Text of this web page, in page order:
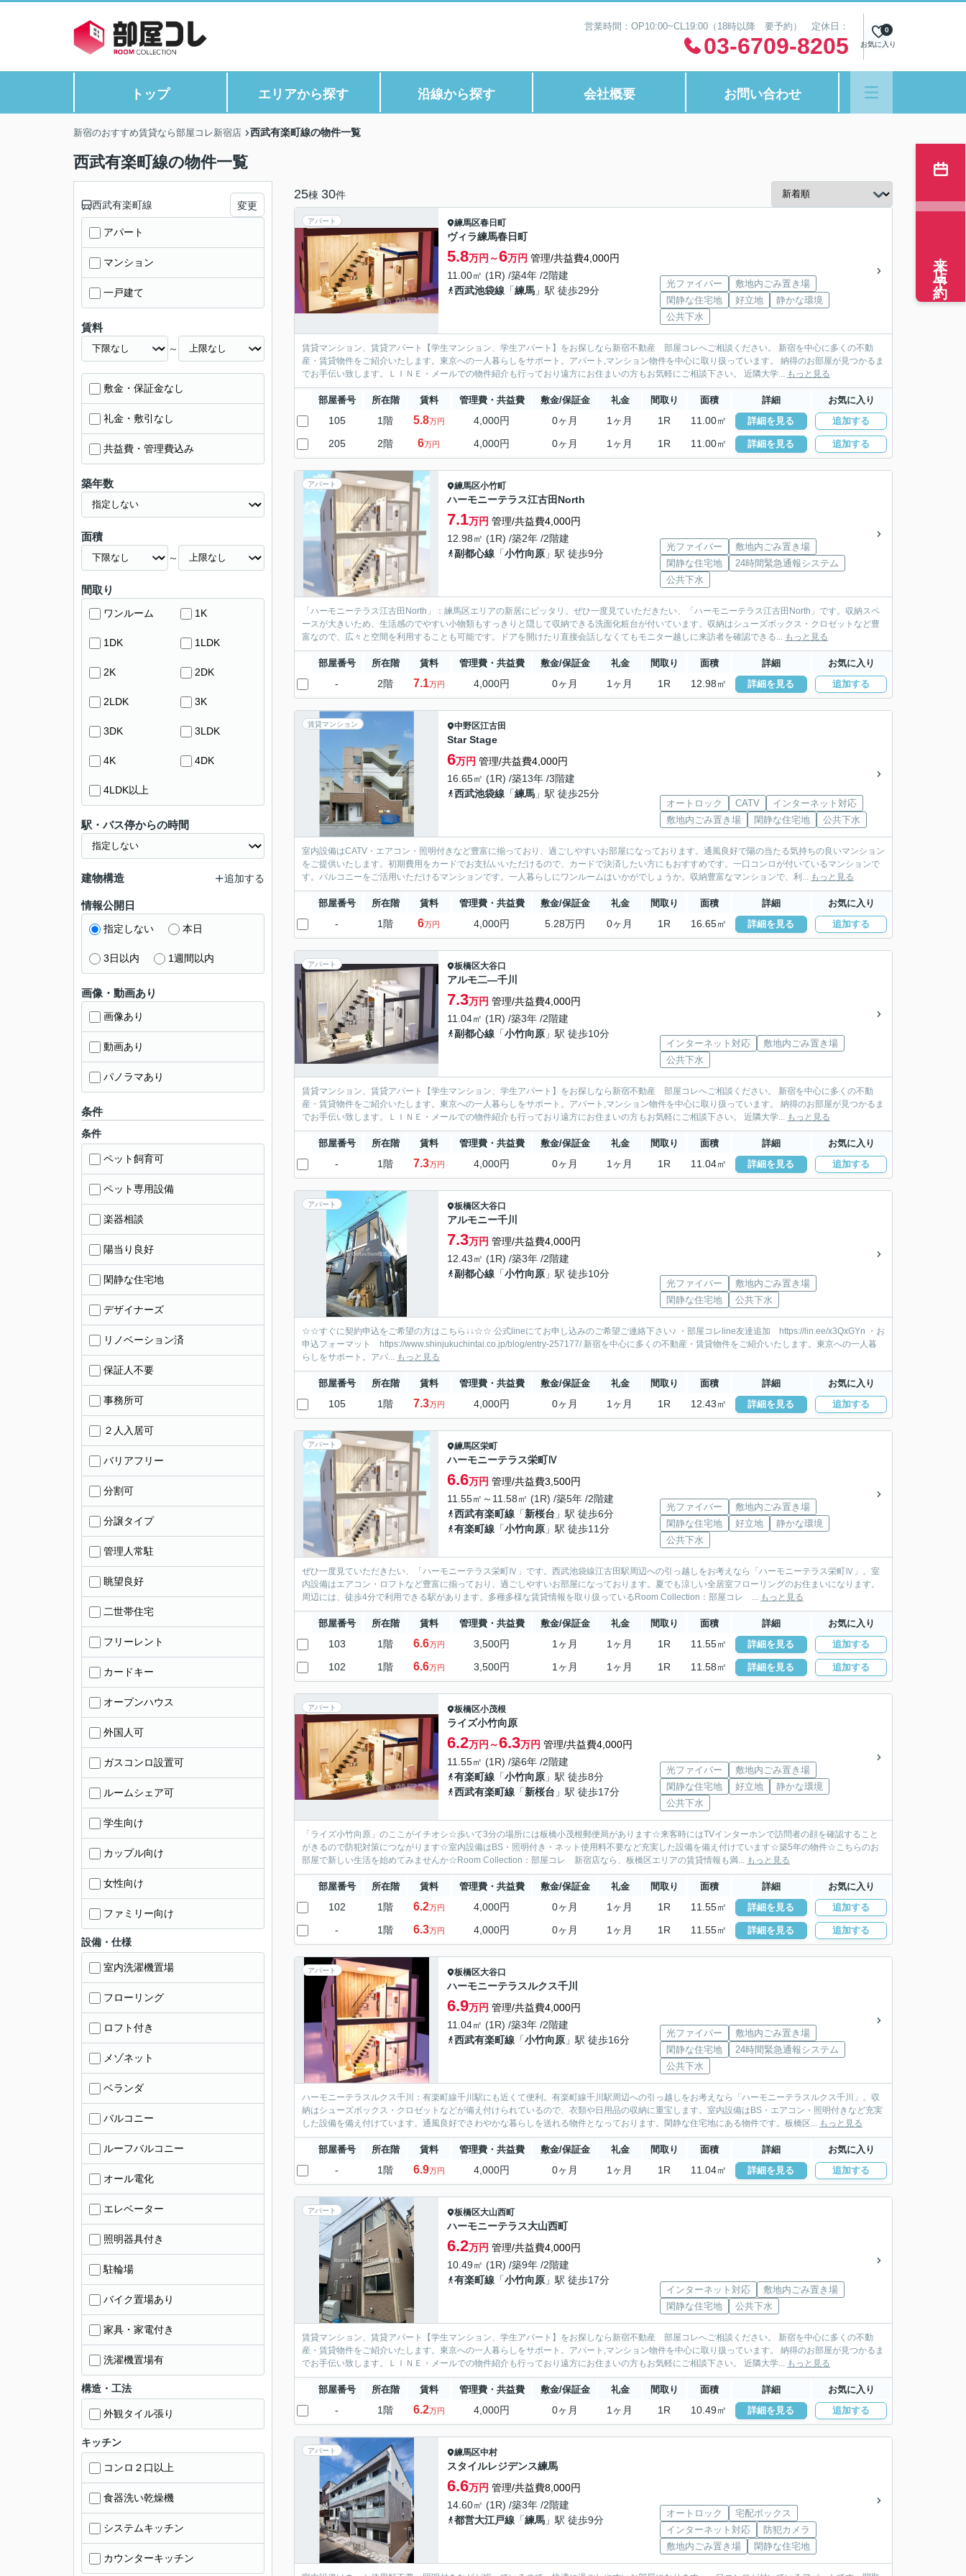
営業時間：OP10:00~CL19:00（18時以降 要予約） 定休日：
03-6709-8205 お気に入り
0
トップ エリアから探す 沿線から探す 会社概要 お問い合わせ
新宿のおすすめ賃貸なら部屋コレ新宿店 西武有楽町線の物件一覧
西武有楽町線の物件一覧
25棟 30件
アパート 練馬区春日町
ヴィラ練馬春日町
5.8万円～6万円 管理/共益費4,000円
11.00㎡ (1R) /築4年 /2階建
西武池袋線 「練馬 」駅 徒歩29分
光ファイバー
敷地内ごみ置き場
閑静な住宅地
好立地
静かな環境
公共下水
賃貸マンション、賃貸アパート【学生マンション、学生アパート】をお探しなら新宿不動産 部屋コレへご相談ください。 新宿を中心に多くの不動
産・賃貸物件をご紹介いたします。東京への一人暮らしをサポート。アパート,マンション物件を中心に取り扱っています。 納得のお部屋が見つかるま
でお手伝い致します。ＬＩＮＥ・メールでの物件紹介も行っており遠方にお住まいの方もお気軽にご相談下さい。 近隣大学... もっと見る
部屋番号 所在階 賃料 管理費・共益費 敷金/保証金 礼金 間取り 面積 詳細 お気に入り
105 1階 5.8万円 4,000円 0ヶ月 1ヶ月 1R 11.00㎡ 詳細を見る 追加する
205 2階 6万円 4,000円 0ヶ月 1ヶ月 1R 11.00㎡ 詳細を見る 追加する
アパート 練馬区小竹町
ハーモニーテラス江古田North
7.1万円 管理/共益費4,000円
12.98㎡ (1R) /築2年 /2階建
副都心線 「小竹向原 」駅 徒歩9分
光ファイバー
敷地内ごみ置き場
閑静な住宅地
24時間緊急通報システム
公共下水
「ハーモニーテラス江古田North」：練馬区エリアの新居にピッタリ。ぜひ一度見ていただきたい、「ハーモニーテラス江古田North」です。収納スペ
ースが大きいため、生活感のでやすい小物類もすっきりと隠して収納できる洗面化粧台が付いています。収納はシューズボックス・クロゼットなど豊
富なので、広々と空間を利用することも可能です。ドアを開けたり直接会話しなくてもモニター越しに来訪者を確認できる... もっと見る
部屋番号 所在階 賃料 管理費・共益費 敷金/保証金 礼金 間取り 面積 詳細 お気に入り
- 2階 7.1万円 4,000円 0ヶ月 1ヶ月 1R 12.98㎡ 詳細を見る 追加する
賃貸マンション 中野区江古田
Star Stage
6万円 管理/共益費4,000円
16.65㎡ (1R) /築13年 /3階建
西武池袋線 「練馬 」駅 徒歩25分
オートロック CATV
インターネット対応
敷地内ごみ置き場
閑静な住宅地 公共下水
室内設備はCATV・エアコン・照明付きなど豊富に揃っており、過ごしやすいお部屋になっております。通風良好で陽の当たる気持ちの良いマンション
をご提供いたします。初期費用をカードでお支払いいただけるので、カードで決済したい方にもおすすめです。一口コンロが付いているマンションで
す。バルコニーをご活用いただけるマンションです。一人暮らしにワンルームはいかがでしょうか。収納豊富なマンションで、利... もっと見る
部屋番号 所在階 賃料 管理費・共益費 敷金/保証金 礼金 間取り 面積 詳細 お気に入り
- 1階 6万円 4,000円 5.28万円 0ヶ月 1R 16.65㎡ 詳細を見る 追加する
アパート 板橋区大谷口
アルモ二―千川
7.3万円 管理/共益費4,000円
11.04㎡ (1R) /築3年 /2階建
副都心線 「小竹向原 」駅 徒歩10分
インターネット対応
敷地内ごみ置き場
公共下水
賃貸マンション、賃貸アパート【学生マンション、学生アパート】をお探しなら新宿不動産 部屋コレへご相談ください。 新宿を中心に多くの不動
産・賃貸物件をご紹介いたします。東京への一人暮らしをサポート。アパート,マンション物件を中心に取り扱っています。 納得のお部屋が見つかるま
でお手伝い致します。ＬＩＮＥ・メールでの物件紹介も行っており遠方にお住まいの方もお気軽にご相談下さい。 近隣大学... もっと見る
部屋番号 所在階 賃料 管理費・共益費 敷金/保証金 礼金 間取り 面積 詳細 お気に入り
- 1階 7.3万円 4,000円 0ヶ月 1ヶ月 1R 11.04㎡ 詳細を見る 追加する
アパート 板橋区大谷口
アルモニー千川
7.3万円 管理/共益費4,000円
12.43㎡ (1R) /築3年 /2階建
副都心線 「小竹向原 」駅 徒歩10分
光ファイバー
敷地内ごみ置き場
閑静な住宅地
公共下水
☆☆すぐに契約申込をご希望の方はこちら↓↓☆☆ 公式lineにてお申し込みのご希望ご連絡下さい♪ ・部屋コレline友達追加 https://lin.ee/x3QxGYn ・お
申込フォーマット https://www.shinjukuchintai.co.jp/blog/entry-257177/ 新宿を中心に多くの不動産・賃貸物件をご紹介いたします。東京への一人暮
らしをサポート。アパ... もっと見る
部屋番号 所在階 賃料 管理費・共益費 敷金/保証金 礼金 間取り 面積 詳細 お気に入り
105 1階 7.3万円 4,000円 0ヶ月 1ヶ月 1R 12.43㎡ 詳細を見る 追加する
アパート 練馬区栄町
ハーモニーテラス栄町Ⅳ
6.6万円 管理/共益費3,500円
11.55㎡～11.58㎡ (1R) /築5年 /2階建
西武有楽町線 「新桜台 」駅 徒歩6分
有楽町線 「小竹向原 」駅 徒歩11分
光ファイバー
敷地内ごみ置き場
閑静な住宅地
好立地
静かな環境
公共下水
ぜひ一度見ていただきたい、「ハーモニーテラス栄町Ⅳ」です。西武池袋線江古田駅周辺への引っ越しをお考えなら「ハーモニーテラス栄町Ⅳ」。室
内設備はエアコン・ロフトなど豊富に揃っており、過ごしやすいお部屋になっております。夏でも涼しい全居室フローリングのお住まいになります。
周辺には、徒歩4分で利用できる駅があります。多種多様な賃貸情報を取り扱っているRoom Collection：部屋コレ ... もっと見る
部屋番号 所在階 賃料 管理費・共益費 敷金/保証金 礼金 間取り 面積 詳細 お気に入り
103 1階 6.6万円 3,500円 1ヶ月 1ヶ月 1R 11.55㎡ 詳細を見る 追加する
102 1階 6.6万円 3,500円 1ヶ月 1ヶ月 1R 11.58㎡ 詳細を見る 追加する
アパート 板橋区小茂根
ライズ小竹向原
6.2万円～6.3万円 管理/共益費4,000円
11.55㎡ (1R) /築6年 /2階建
有楽町線 「小竹向原 」駅 徒歩8分
西武有楽町線 「新桜台 」駅 徒歩17分
光ファイバー
敷地内ごみ置き場
閑静な住宅地
好立地
静かな環境
公共下水
「ライズ小竹向原」のここがイチオシ☆歩いて3分の場所には板橋小茂根郵便局があります☆来客時にはTVインターホンで訪問者の顔を確認すること
がきるので防犯対策につながります☆室内設備はBS・照明付き・ネット使用料不要など充実した設備を備え付けています☆築5年の物件☆こちらのお
部屋で新しい生活を始めてみませんか☆Room Collection：部屋コレ 新宿店なら、板橋区エリアの賃貸情報も満... もっと見る
部屋番号 所在階 賃料 管理費・共益費 敷金/保証金 礼金 間取り 面積 詳細 お気に入り
102 1階 6.2万円 4,000円 0ヶ月 1ヶ月 1R 11.55㎡ 詳細を見る 追加する
- 1階 6.3万円 4,000円 0ヶ月 1ヶ月 1R 11.55㎡ 詳細を見る 追加する
アパート 板橋区大谷口
ハーモニーテラスルクス千川
6.9万円 管理/共益費4,000円
11.04㎡ (1R) /築3年 /2階建
西武有楽町線 「小竹向原 」駅 徒歩16分
光ファイバー
敷地内ごみ置き場
閑静な住宅地
24時間緊急通報システム
公共下水
ハーモニーテラスルクス千川：有楽町線千川駅にも近くて便利。有楽町線千川駅周辺への引っ越しをお考えなら「ハーモニーテラスルクス千川」。収
納はシューズボックス・クロゼットなどが備え付けられているので、衣類や日用品の収納に重宝します。室内設備はBS・エアコン・照明付きなど充実
した設備を備え付けています。通風良好でさわやかな暮らしを送れる物件となっております。閑静な住宅地にある物件です。板橋区... もっと見る
部屋番号 所在階 賃料 管理費・共益費 敷金/保証金 礼金 間取り 面積 詳細 お気に入り
- 1階 6.9万円 4,000円 0ヶ月 1ヶ月 1R 11.04㎡ 詳細を見る 追加する
アパート 板橋区大山西町
ハーモニーテラス大山西町
6.2万円 管理/共益費4,000円
10.49㎡ (1R) /築9年 /2階建
有楽町線 「小竹向原 」駅 徒歩17分
インターネット対応
敷地内ごみ置き場
閑静な住宅地
公共下水
賃貸マンション、賃貸アパート【学生マンション、学生アパート】をお探しなら新宿不動産 部屋コレへご相談ください。 新宿を中心に多くの不動
産・賃貸物件をご紹介いたします。東京への一人暮らしをサポート。アパート,マンション物件を中心に取り扱っています。 納得のお部屋が見つかるま
でお手伝い致します。ＬＩＮＥ・メールでの物件紹介も行っており遠方にお住まいの方もお気軽にご相談下さい。 近隣大学... もっと見る
部屋番号 所在階 賃料 管理費・共益費 敷金/保証金 礼金 間取り 面積 詳細 お気に入り
- 1階 6.2万円 4,000円 0ヶ月 1ヶ月 1R 10.49㎡ 詳細を見る 追加する
アパート 練馬区中村
スタイルレジデンス練馬
6.6万円 管理/共益費8,000円
14.60㎡ (1R) /築3年 /2階建
都営大江戸線 「練馬 」駅 徒歩9分
オートロック
宅配ボックス
インターネット対応
防犯カメラ
敷地内ごみ置き場
閑静な住宅地
西武有楽町線 変更
アパート
マンション
一戸建て
賃料
～
敷金・保証金なし
礼金・敷引なし
共益費・管理費込み
築年数
面積
～
間取り
ワンルーム 1K
1DK 1LDK
2K 2DK
2LDK 3K
3DK 3LDK
4K 4DK
4LDK以上
駅・バス停からの時間
建物構造 追加する
情報公開日
指定しない 本日
3日以内 1週間以内
画像・動画あり
画像あり
動画あり
パノラマあり
条件
条件
ペット飼育可
ペット専用設備
楽器相談
陽当り良好
閑静な住宅地
デザイナーズ
リノベーション済
保証人不要
事務所可
２人入居可
バリアフリー
分割可
分譲タイプ
管理人常駐
眺望良好
二世帯住宅
フリーレント
カードキー
オープンハウス
外国人可
ガスコンロ設置可
ルームシェア可
学生向け
カップル向け
女性向け
ファミリー向け
設備・仕様
室内洗濯機置場
フローリング
ロフト付き
メゾネット
ベランダ
バルコニー
ルーフバルコニー
オール電化
エレベーター
照明器具付き
駐輪場
バイク置場あり
家具・家電付き
洗濯機置場有
構造・工法
外観タイル張り
キッチン
コンロ２口以上
食器洗い乾燥機
システムキッチン
カウンターキッチン
来店予約